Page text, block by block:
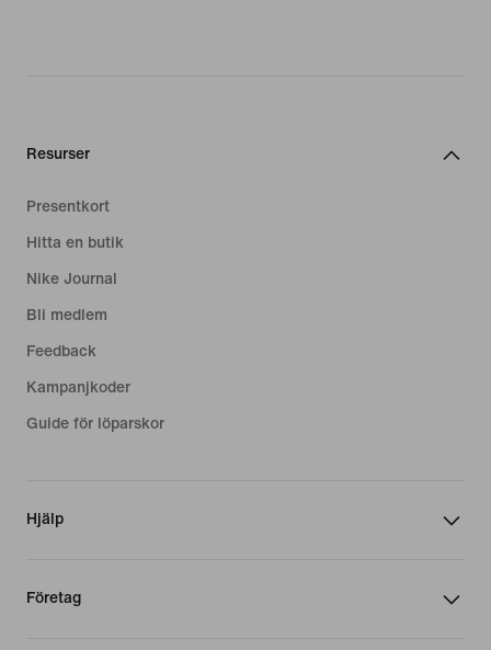
Resurser
Presentkort
Hitta en butik
Nike Journal
Bli medlem
Feedback
Kampanjkoder
Guide för löparskor
Hjälp
Företag